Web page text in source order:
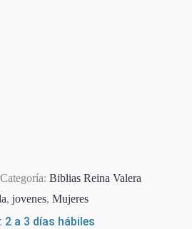
Categoría: Biblias Reina Valera
, jovenes, Mujeres
2 a 3 días hábiles